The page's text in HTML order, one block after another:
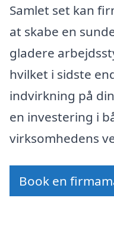
Samlet set kan
at skabe en
gladere
hvilket i sidste
indvirkning på
en investering i
virksomhedens
Book en